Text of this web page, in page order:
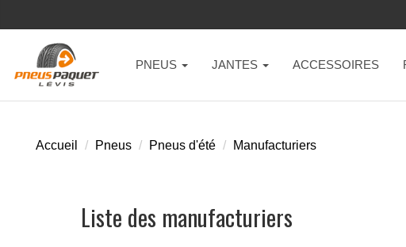
PNEUS JANTES ACCESSOIRES
Accueil Pneus Pneus d'été Manufacturiers
Liste des manufacturiers